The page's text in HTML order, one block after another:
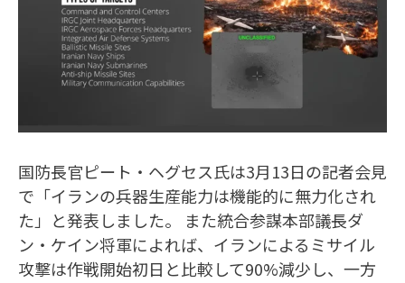
国防長官ピート・ヘグセス氏は3月13日の記者会見
で「イランの兵器生産能力は機能的に無力化され
た」と発表しました。 また統合参謀本部議長ダ
ン・ケイン将軍によれば、イランによるミサイル
攻撃は作戦開始初日と比較して90%減少し、一方